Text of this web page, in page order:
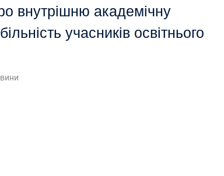
внутрішню академічну
учасників освітнього